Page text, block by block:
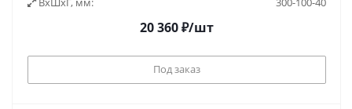
20 360₽/шт
Под заказ